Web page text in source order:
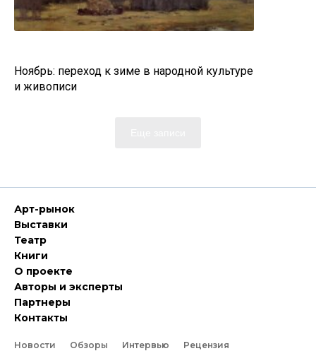
Ноябрь: переход к зиме в народной культуре
и живописи
Арт-рынок
Выставки
Театр
Книги
О проекте
Авторы и эксперты
Партнеры
Контакты
Новости Обзоры Интервью
Рецензия